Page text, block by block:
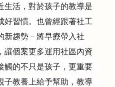
生活，對於孩子的教導是
好習慣。也曾經跟著社工
新趨勢－將早療帶入社
讓個案更多運用社區內資
觸的不只是孩子，更重要
子教養上給予幫助，教導